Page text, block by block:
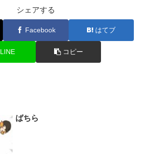
シェアする
Facebook はてブ
LINE コピー
ばちら